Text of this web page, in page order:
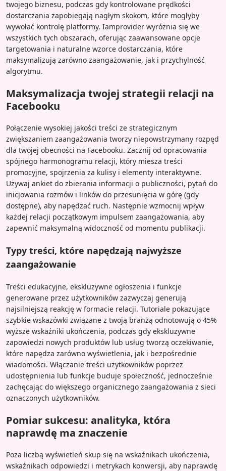
twojego biznesu, podczas gdy kontrolowane prędkości
dostarczania zapobiegają nagłym skokom, które mogłyby
wywołać kontrolę platformy. Iamprovider wyróżnia się we
wszystkich tych obszarach, oferując zaawansowane opcje
targetowania i naturalne wzorce dostarczania, które
maksymalizują zarówno zaangażowanie, jak i przychylność
algorytmu.
Maksymalizacja twojej strategii relacji na
Facebooku
Połączenie wysokiej jakości treści ze strategicznym
zwiększaniem zaangażowania tworzy niepowstrzymany rozpęd
dla twojej obecności na Facebooku. Zacznij od opracowania
spójnego harmonogramu relacji, który miesza treści
promocyjne, spojrzenia za kulisy i elementy interaktywne.
Używaj ankiet do zbierania informacji o publiczności, pytań do
inicjowania rozmów i linków do przesunięcia w górę (gdy
dostępne), aby napędzać ruch. Następnie wzmocnij wpływ
każdej relacji początkowym impulsem zaangażowania, aby
zapewnić maksymalną widoczność od momentu publikacji.
Typy treści, które napędzają najwyższe
zaangażowanie
Treści edukacyjne, ekskluzywne ogłoszenia i funkcje
generowane przez użytkowników zazwyczaj generują
najsilniejszą reakcję w formacie relacji. Tutoriale pokazujące
szybkie wskazówki związane z twoją branżą odnotowują o 45%
wyższe wskaźniki ukończenia, podczas gdy ekskluzywne
zapowiedzi nowych produktów lub usług tworzą oczekiwanie,
które napędza zarówno wyświetlenia, jak i bezpośrednie
wiadomości. Włączanie treści użytkowników poprzez
udostępnienia lub funkcje buduje społeczność, jednocześnie
zachęcając do większego organicznego zaangażowania z sieci
oznaczonych użytkowników.
Pomiar sukcesu: analityka, która
naprawdę ma znaczenie
Poza liczbą wyświetleń skup się na wskaźnikach ukończenia,
wskaźnikach odpowiedzi i metrykach konwersji, aby naprawdę